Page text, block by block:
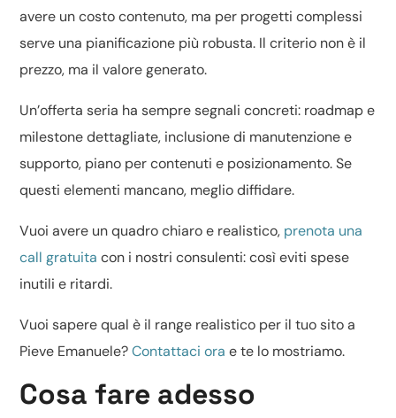
avere un costo contenuto, ma per progetti complessi
serve una pianificazione più robusta. Il criterio non è il
prezzo, ma il valore generato.
Un’offerta seria ha sempre segnali concreti: roadmap e
milestone dettagliate, inclusione di manutenzione e
supporto, piano per contenuti e posizionamento. Se
questi elementi mancano, meglio diffidare.
Vuoi avere un quadro chiaro e realistico, prenota una
call gratuita con i nostri consulenti: così eviti spese
inutili e ritardi.
Vuoi sapere qual è il range realistico per il tuo sito a
Pieve Emanuele?Contattaci ora e te lo mostriamo.
Cosa fare adesso